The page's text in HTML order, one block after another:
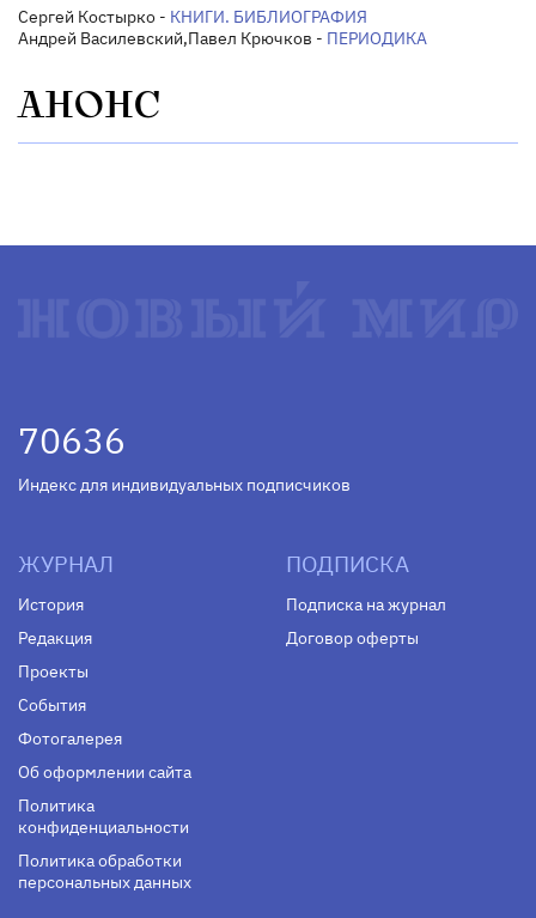
Сергей Костырко - КНИГИ. БИБЛИОГРАФИЯ
Андрей Василевский,Павел Крючков - ПЕРИОДИКА
АНОНС
70636
Индекс для индивидуальных подписчиков
ЖУРНАЛ
История
Редакция
Проекты
События
Фотогалерея
Об оформлении сайта
Политика
конфиденциальности
Политика обработки
персональных данных
ПОДПИСКА
Подписка на журнал
Договор оферты